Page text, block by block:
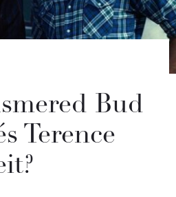
Bud
Terence